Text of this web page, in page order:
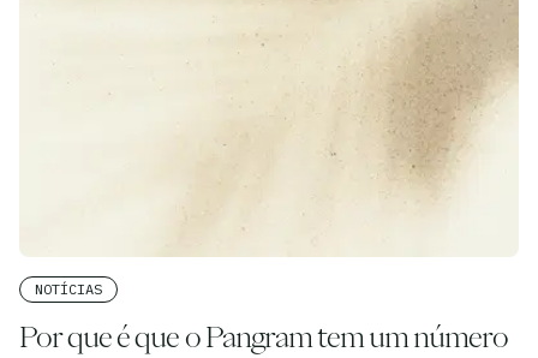
NOTÍCIAS
Por que é que o Pangram tem um número